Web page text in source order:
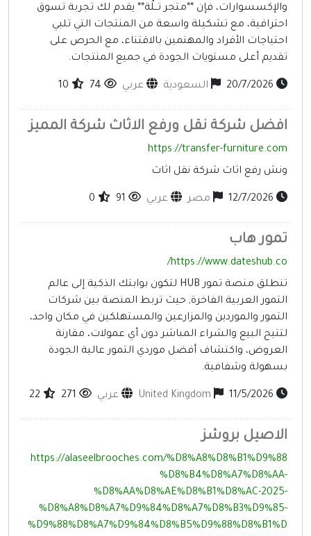
والإكسسوارات، فإن **متجر تــلُة** يقدم لك تجربة تسوق
احترافية، مع تشكيلة واسعة من المنتجات التي تلبي
احتياجات الأفراد والمهتمين بالاقتناء، مع الحرص على
تقديم أعلى مستويات الجودة في جميع المنتجات.
السعودية عربي 74
10
افضل شركة نقل ورفع الاثاث شركة المميز
https://transfer-furniture.com
ونش رفع اثاث شركة نقل اثاث
مصر عربي 91
0
تمور هاب
https://www.dateshub.co/
تنطلق منصة تمور HUB لتكون بوابتك الذكية إلى عالم
التمور العربية الفاخرة, حيث تربط المنصة بين شركات
التمور والموردين والمزارعين والمستهلكين في مكان واحد،
لتتيح البيع والشراء المباشر دون أي عمولات، مقارنة
العروض، واكتشاف أفضل موردي التمور عالية الجودة
بسهولة وشفافية.
United Kingdom عربي 271
22
الاصيل بروشز
https://alaseelbrooches.com/%D8%A8%D8%B1%D9%88
%D8%B4%D8%A7%D8%AA-
%D8%AA%D8%AE%D8%B1%D8%AC-2025-
%D8%A8%D8%A7%D9%84%D8%A7%D8%B3%D9%85-
%D9%88%D8%A7%D9%84%D8%B5%D9%88%D8%B1%D